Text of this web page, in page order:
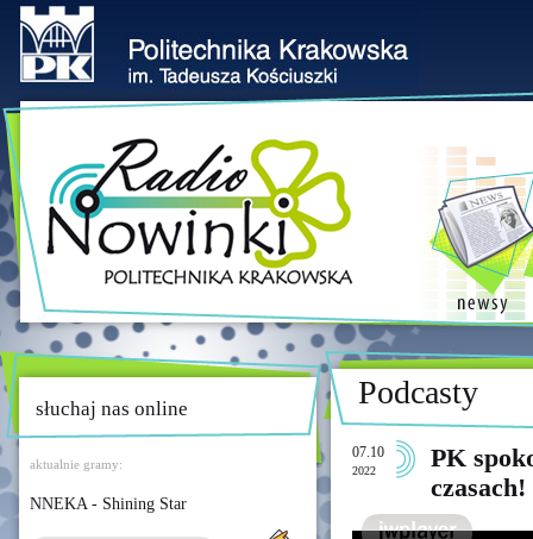
słuchaj nas online
aktualnie gramy:
NNEKA - Shining Star
Podcasty
07.10
2022
PK
czasach!